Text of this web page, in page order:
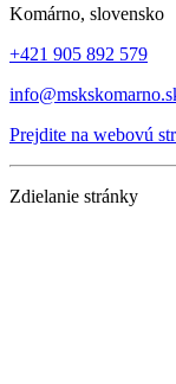
Komárno, slovensko
+421 905 892 579
Prejdite na webovú
Zdielanie stránky